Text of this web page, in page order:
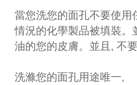
當您洗您的面孔不要使
情況的化學製品被填裝
油的您的皮膚。並且, 不
洗滌您的面孔用途唯一,